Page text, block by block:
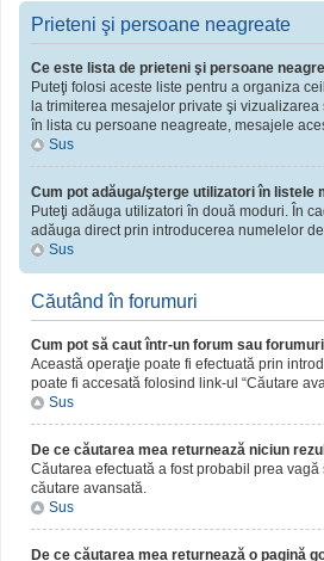
Prieteni şi persoane neagreate
Ce este lista de prieteni şi persoane
Puteţi folosi aceste liste pentru a organiza
la trimiterea mesajelor private şi
în lista cu persoane neagreate, mesajele
Sus
Cum pot adăuga/şterge utilizatori în listele
Puteţi adăuga utilizatori în două moduri. În
adăuga direct prin introducerea numelelor
Sus
Căutând în forumuri
Cum pot să caut într-un forum sau
Această operaţie poate fi efectuată prin
poate fi accesată folosind link-ul “Căutare
Sus
De ce căutarea mea returnează niciun
Căutarea efectuată a fost probabil prea
căutare avansată.
Sus
De ce căutarea mea returnează o pagină